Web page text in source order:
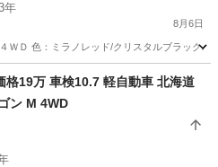
年
8月6日
ＷＤ 色：ミラノレッド/クリスタルブラック
ホンダ 預かり金
格19万 車検10.7 軽自動車 北海道
札幌H23 ekワゴン M 4WD